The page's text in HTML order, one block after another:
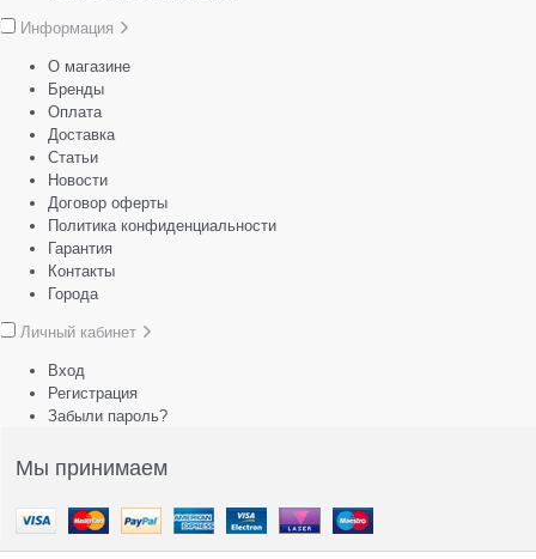
Информация
О магазине
Бренды
Оплата
Доставка
Статьи
Новости
Договор оферты
Политика конфиденциальности
Гарантия
Контакты
Города
Личный кабинет
Вход
Регистрация
Забыли пароль?
Мы принимаем